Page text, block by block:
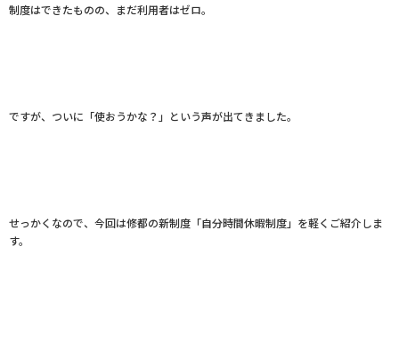
制度はできたものの、まだ利用者はゼロ。
ですが、ついに「使おうかな？」という声が出てきました。
せっかくなので、今回は修都の新制度「自分時間休暇制度」を軽くご紹介しま
す。